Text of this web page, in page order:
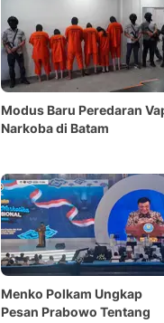
Modus Baru Peredaran
Narkoba di Batam
Menko Polkam Ungkap
Pesan Prabowo Tentang